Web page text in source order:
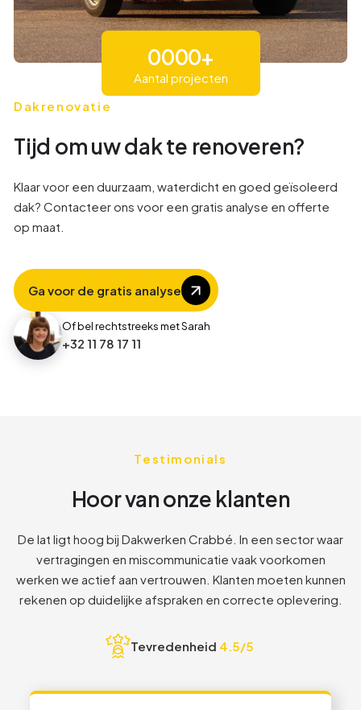
0
9
1
0
2
3
4
8
0
2
3
4
5
2
4
0
2
3
4
5
2
4
+
Aantal projecten
Dakrenovatie
Tijd om uw dak te renoveren?
Klaar voor een duurzaam, waterdicht en goed geïsoleerd
dak? Contacteer ons voor een gratis analyse en offerte
op maat.
Ga voor de gratis analyse
Of bel rechtstreeks met Sarah
+32 11 78 17 11
Testimonials
Hoor van onze klanten
De lat ligt hoog bij Dakwerken Crabbé. In een sector waar
vertragingen en miscommunicatie vaak voorkomen
werken we actief aan vertrouwen. Klanten moeten kunnen
rekenen op duidelijke afspraken en correcte oplevering.
Tevredenheid 4.5/5